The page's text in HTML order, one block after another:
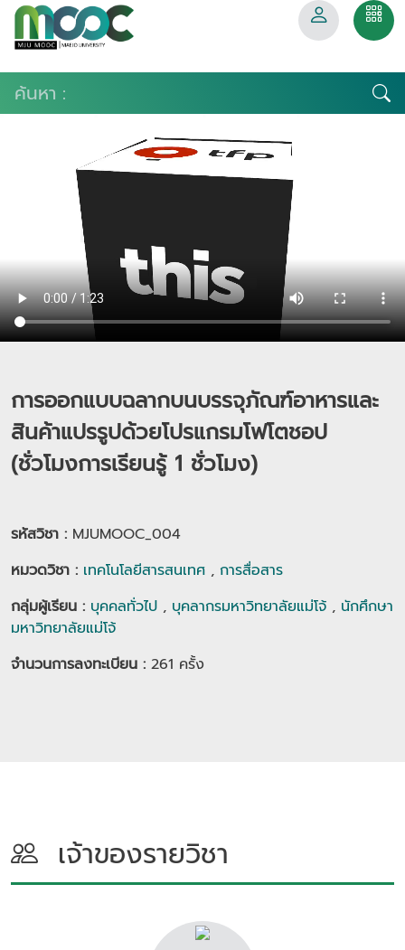
การออกแบบฉลากบนบรรจุภัณฑ์อาหารและ
สินค้าแปรรูปด้วยโปรแกรมโฟโตชอป
(ชั่วโมงการเรียนรู้ 1 ชั่วโมง)
รหัสวิชา : MJUMOOC_004
หมวดวิชา : เทคโนโลยีสารสนเทศ , การสื่อสาร
กลุ่มผู้เรียน : บุคคลทั่วไป , บุคลากรมหาวิทยาลัยแม่โจ้ , นักศึกษา
มหาวิทยาลัยแม่โจ้
จำนวนการลงทะเบียน : 261 ครั้ง
เจ้าของรายวิชา